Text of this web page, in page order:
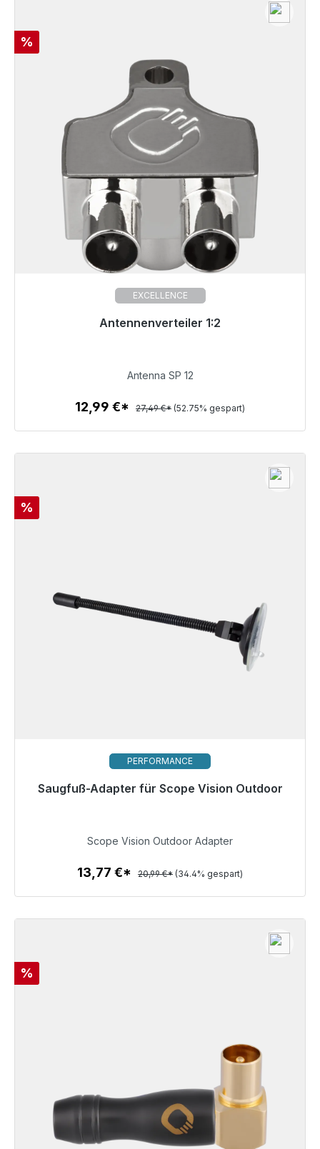
Rabatt
%
EXCELLENCE
Antennenverteiler 1:2
Sofort versandfertig, Lieferzeit 48h*
Zum Artikel
Antenna SP 12
12,99 €* 27,49 €* (52.75% gespart)
Rabatt
%
PERFORMANCE
Saugfuß-Adapter für Scope Vision Outdoor
Sofort versandfertig, Lieferzeit 48h*
Zum Artikel
Scope Vision Outdoor Adapter
13,77 €* 20,99 €* (34.4% gespart)
Rabatt
%